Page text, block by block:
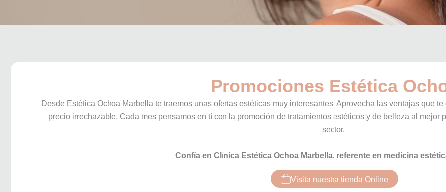
Promociones Estética
Desde Estética Ochoa Marbella te traemos unas ofertas estéticas muy interesantes. Aprovecha las ventajas que
precio irrechazable. Cada mes pensamos en tí con la promoción de tratamientos estéticos y de belleza al mejor
sector.
Confía en Clínica Estética Ochoa Marbella, referente en medicina
Visita nuestra tienda Online